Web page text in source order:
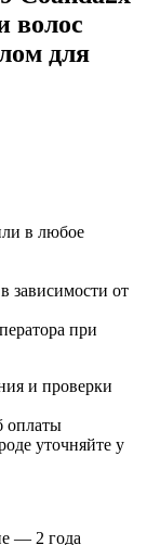
волос
для
в любое
зависимости от
при
и проверки
оплаты
уточняйте у
— 2 года